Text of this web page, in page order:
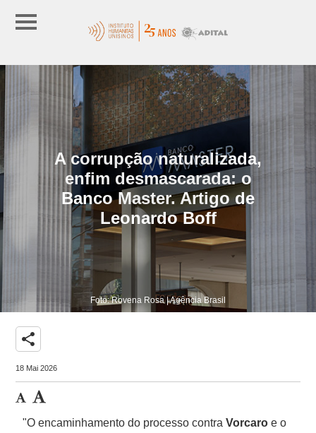
A corrupção naturalizada,
enfim desmascarada: o
Banco Master. Artigo de
Leonardo Boff
Foto: Rovena Rosa | Agência Brasil
share
18 Mai 2026
"O encaminhamento do processo contraVorcaro e o